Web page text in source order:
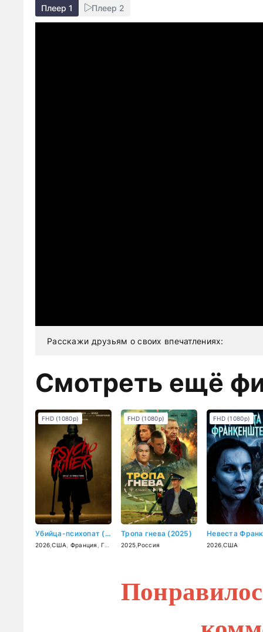
Плеер 1 Плеер 2
Расскажи друзьям о своих впечатлениях:
Смотреть ещё
Убийца-психопат (2026)
2026 ,США Франция ,Германия
FHD (1080p)
Тропа гнева (2025)
2025 ,Россия
FHD (1080p)
2026 ,США
FHD (1080p)